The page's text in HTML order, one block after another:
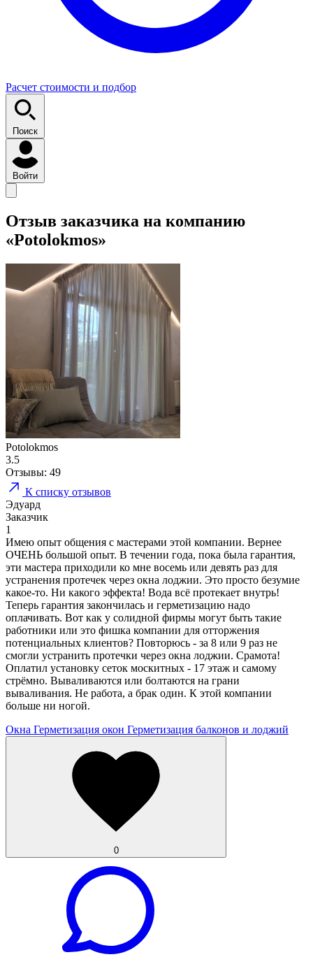
Расчет стоимости и подбор
Поиск
Войти
Отзыв заказчика на компанию
«Potolokmos»
Potolokmos
3.5
Отзывы: 49
К списку отзывов
Эдуард
Заказчик
1
Имею опыт общения с мастерами этой компании. Вернее
ОЧЕНЬ большой опыт. В течении года, пока была гарантия,
эти мастера приходили ко мне восемь или девять раз для
устранения протечек через окна лоджии. Это просто безумие
какое-то. Ни какого эффекта! Вода всё протекает внутрь!
Теперь гарантия закончилась и герметизацию надо
оплачивать. Вот как у солидной фирмы могут быть такие
работники или это фишка компании для отторжения
потенциальных клиентов? Повторюсь - за 8 или 9 раз не
смогли устранить протечки через окна лоджии. Срамота!
Оплатил установку сеток москитных - 17 этаж и самому
стрёмно. Вываливаются или болтаются на грани
вываливания. Не работа, а брак один. К этой компании
больше ни ногой.
Окна Герметизация окон Герметизация балконов и лоджий
0